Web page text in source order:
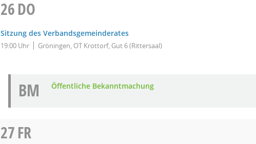
26DO
Sitzung des Verbandsgemeinderates
19:00 Uhr Gröningen, OT Krottorf, Gut 6 (Rittersaal)
BM Öffentliche Bekanntmachung
27FR